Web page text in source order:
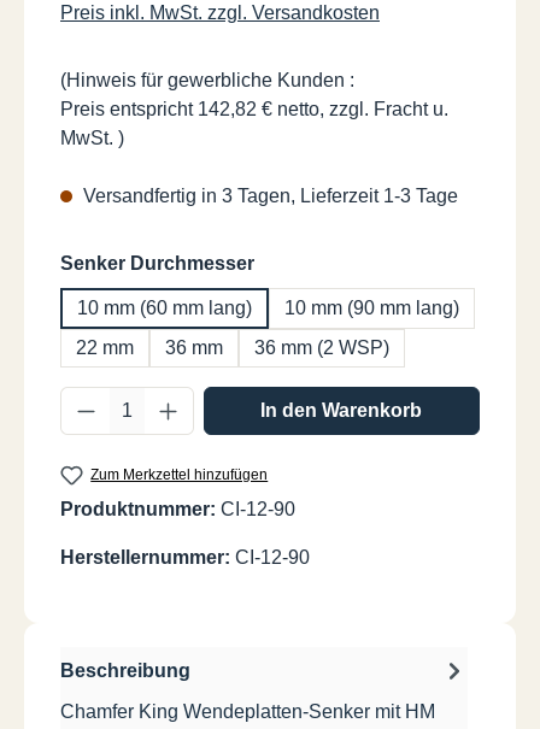
Preis inkl. MwSt. zzgl. Versandkosten
(Hinweis für gewerbliche Kunden :
Preis entspricht 142,82 € netto, zzgl. Fracht u.
MwSt. )
Versandfertig in 3 Tagen, Lieferzeit 1-3 Tage
Senker Durchmesserauswählen
10 mm (60 mm lang)
10 mm (90 mm lang)
22 mm
36 mm 36 mm (2 WSP)
Produkt Anzahl: Gib den gewünschten
In den Warenkorb
Zum Merkzettel hinzufügen
Produktnummer: CI-12-90
Herstellernummer: CI-12-90
Beschreibung
Chamfer King Wendeplatten-Senker mit HM